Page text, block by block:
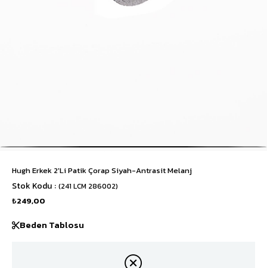
Hugh Erkek 2'Li Patik Çorap Siyah-Antrasit Melanj
Stok Kodu (241 LCM 286002)
₺249,00
Beden Tablosu